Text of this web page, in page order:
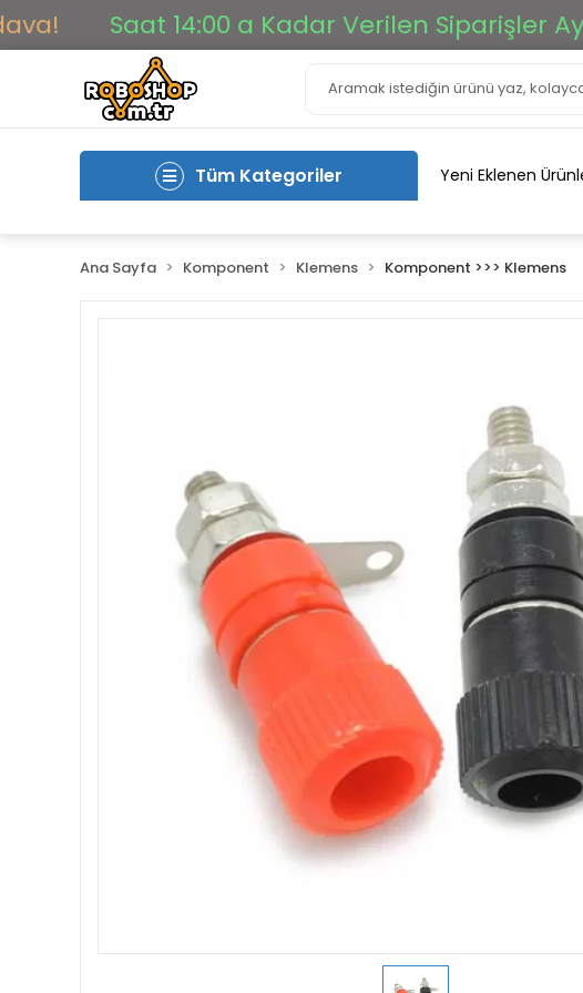
Saat 14:00 a Kadar Verilen Siparişler Aynı
Tüm Kategoriler Yeni Eklenen
Ana Sayfa Komponent Klemens Komponent >>> Klemens